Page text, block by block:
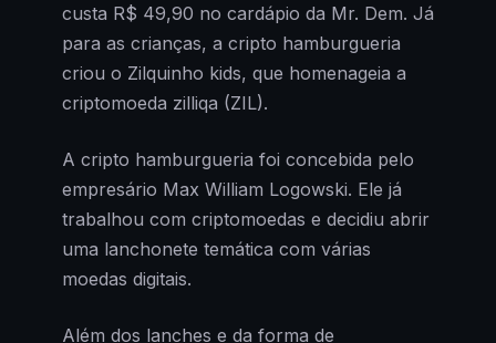
custa R$ 49,90 no cardápio da Mr. Dem. Já
para as crianças, a cripto hamburgueria
criou o Zilquinho kids, que homenageia a
criptomoeda zilliqa (ZIL).
A cripto hamburgueria foi concebida pelo
empresário Max William Logowski. Ele já
trabalhou com criptomoedas e decidiu abrir
uma lanchonete temática com várias
moedas digitais.
Além dos lanches e da forma de